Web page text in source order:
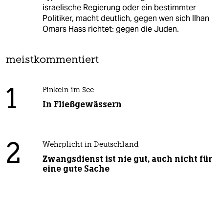
israelische Regierung oder ein bestimmter
Politiker, macht deutlich, gegen wen sich Ilhan
Omars Hass richtet: gegen die Juden.
meistkommentiert
1 Pinkeln im See
In Fließgewässern
2 Wehrplicht in Deutschland
Zwangsdienst ist nie gut, auch nicht für
eine gute Sache